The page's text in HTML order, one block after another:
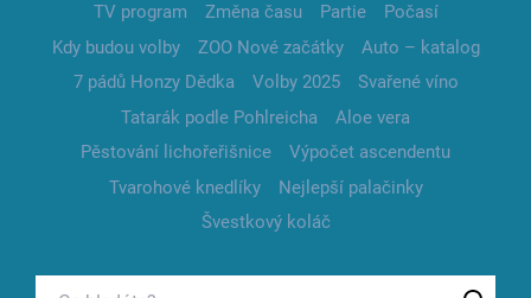
TV program
Změna času Partie
Počasí
Kdy budou volby
ZOO Nové začátky
Auto – katalog
7 pádů Honzy Dědka
Volby 2025
Svařené víno
Tatarák podle Pohlreicha
Aloe vera
Pěstování lichořeřišnice
Výpočet ascendentu
Tvarohové knedlíky
Nejlepší palačinky
Švestkový koláč